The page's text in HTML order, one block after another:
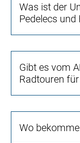
Was ist der
Pedelecs und
Gibt es vom
Radtouren
Wo